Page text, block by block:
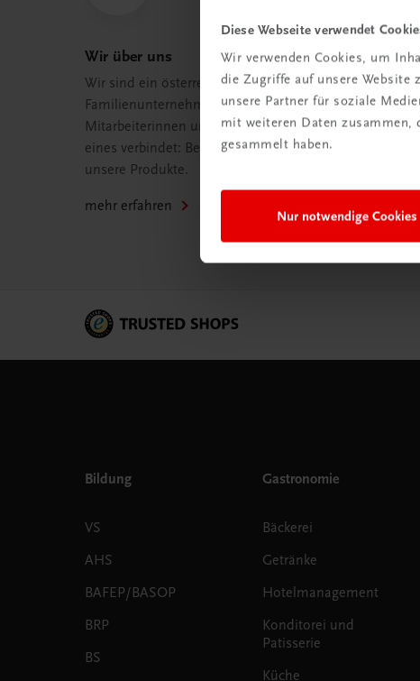
Diese Webseite verwendet
Wir verwenden Cookies, um
die Zugriffe auf unsere Website
unsere Partner für soziale
mit weiteren Daten zusammen,
gesammelt haben.
Nur notwendige Cookies
Wir über uns
Wir sind ein österreichisches
Familienunternehmen mit 75
Mitarbeiterinnen und Mitarbeitern, die
eines verbindet: Begeisterung für
unsere Produkte.
mehr erfahren
Bildung
VS
AHS
BAFEP/BASOP
BRP
BS
Gastronomie
Bäckerei
Getränke
Hotelmanagement
Konditorei und
Patisserie
Küche